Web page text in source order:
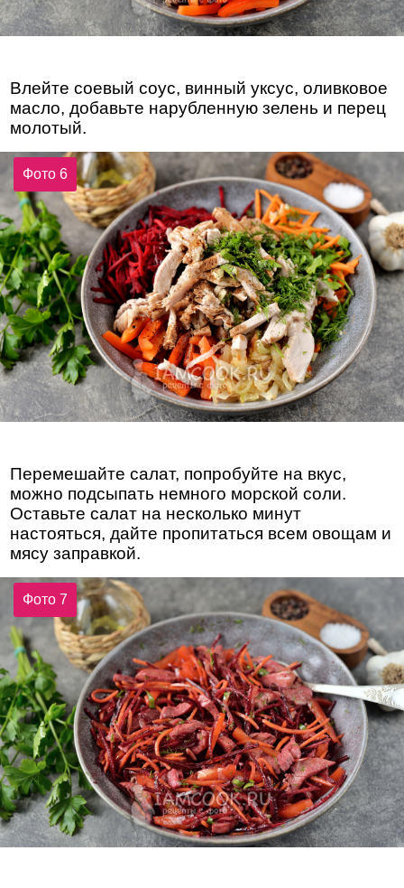
Влейте соевый соус, винный уксус, оливковое
масло, добавьте нарубленную зелень и перец
молотый.
Фото 6
Перемешайте салат, попробуйте на вкус,
можно подсыпать немного морской соли.
Оставьте салат на несколько минут
настояться, дайте пропитаться всем овощам и
мясу заправкой.
Фото 7